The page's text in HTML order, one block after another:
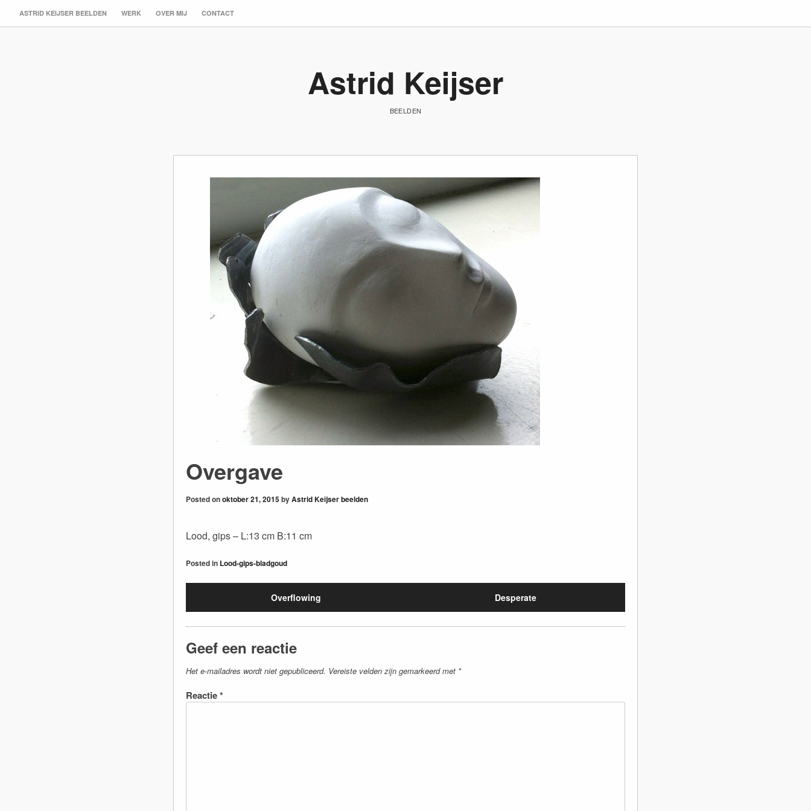
ASTRID KEIJSER BEELDEN WERK OVER MIJ CONTACT
Astrid Keijser
BEELDEN
Overgave
Posted onoktober 21, 2015byAstrid Keijser beelden
Lood, gips – L:13 cm B:11 cm
Posted in Lood-gips-bladgoud
Overflowing Desperate
Geef een reactie
Het e-mailadres wordt niet gepubliceerd. Vereiste velden zijn gemarkeerd met *
Reactie*